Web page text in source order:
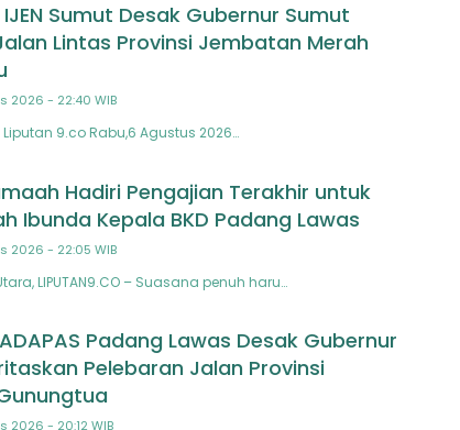
Sumut Desak Gubernur Sumut
Lintas Provinsi Jembatan Merah
2026 - 22:40 WIB
9.co Rabu,6 Agustus 2026…
Hadiri Pengajian Terakhir untuk
Ibunda Kepala BKD Padang Lawas
2026 - 22:05 WIB
LIPUTAN9.CO – Suasana penuh haru…
Padang Lawas Desak Gubernur
Pelebaran Jalan Provinsi
2026 - 20:12 WIB